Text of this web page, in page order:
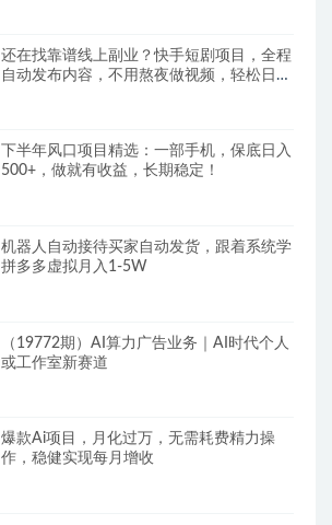
还在找靠谱线上副业？快手短剧项目，全程
自动发布内容，不用熬夜做视频，轻松日入
下半年风口项目精选：一部手机，保底日入
500+，做就有收益，长期稳定！
机器人自动接待买家自动发货，跟着系统学
拼多多虚拟月入1-5W
（19772期）AI算力广告业务｜AI时代个人
或工作室新赛道
爆款Ai项目，月化过万，无需耗费精力操
作，稳健实现每月增收